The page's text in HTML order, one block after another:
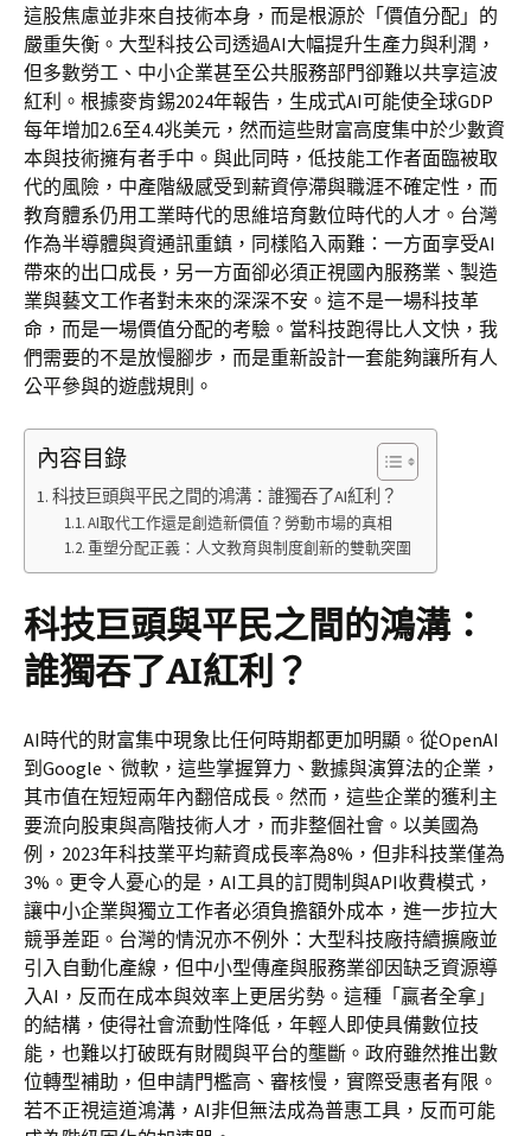
這股焦慮並非來自技術本身，而是根源於「價值分配」的
嚴重失衡。大型科技公司透過AI大幅提升生產力與利潤，
但多數勞工、中小企業甚至公共服務部門卻難以共享這波
紅利。根據麥肯錫2024年報告，生成式AI可能使全球GDP
每年增加2.6至4.4兆美元，然而這些財富高度集中於少數資
本與技術擁有者手中。與此同時，低技能工作者面臨被取
代的風險，中產階級感受到薪資停滯與職涯不確定性，而
教育體系仍用工業時代的思維培育數位時代的人才。台灣
作為半導體與資通訊重鎮，同樣陷入兩難：一方面享受AI
帶來的出口成長，另一方面卻必須正視國內服務業、製造
業與藝文工作者對未來的深深不安。這不是一場科技革
命，而是一場價值分配的考驗。當科技跑得比人文快，我
們需要的不是放慢腳步，而是重新設計一套能夠讓所有人
公平參與的遊戲規則。
內容目錄
科技巨頭與平民之間的鴻溝：誰獨吞了AI紅利？
AI取代工作還是創造新價值？勞動市場的真相
重塑分配正義：人文教育與制度創新的雙軌突圍
科技巨頭與平民之間的鴻溝：
誰獨吞了AI紅利？
AI時代的財富集中現象比任何時期都更加明顯。從OpenAI
到Google、微軟，這些掌握算力、數據與演算法的企業，
其市值在短短兩年內翻倍成長。然而，這些企業的獲利主
要流向股東與高階技術人才，而非整個社會。以美國為
例，2023年科技業平均薪資成長率為8%，但非科技業僅為
3%。更令人憂心的是，AI工具的訂閱制與API收費模式，
讓中小企業與獨立工作者必須負擔額外成本，進一步拉大
競爭差距。台灣的情況亦不例外：大型科技廠持續擴廠並
引入自動化產線，但中小型傳產與服務業卻因缺乏資源導
入AI，反而在成本與效率上更居劣勢。這種「贏者全拿」
的結構，使得社會流動性降低，年輕人即使具備數位技
能，也難以打破既有財閥與平台的壟斷。政府雖然推出數
位轉型補助，但申請門檻高、審核慢，實際受惠者有限。
若不正視這道鴻溝，AI非但無法成為普惠工具，反而可能